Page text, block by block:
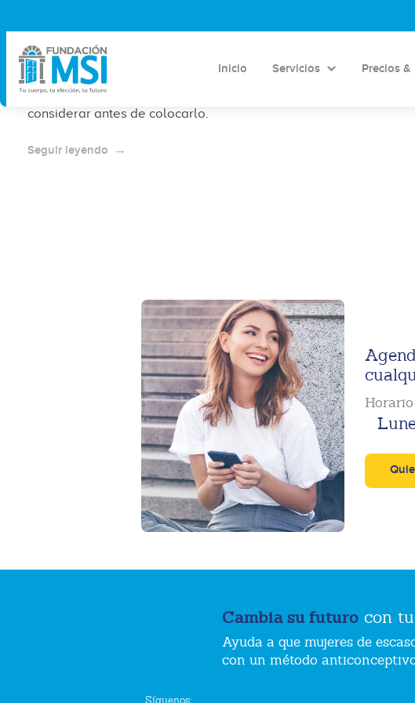
Inicio Servicios Precios
Precio clínica Condesa CDMX 2026
Conoce el costo del DIU T de cobre en clínica
Condesa CDMX, qué debe incluir el precio y qué
considerar antes de colocarlo.
Seguir leyendo
Cambia su futuro con
Ayuda a que mujeres de
con un método